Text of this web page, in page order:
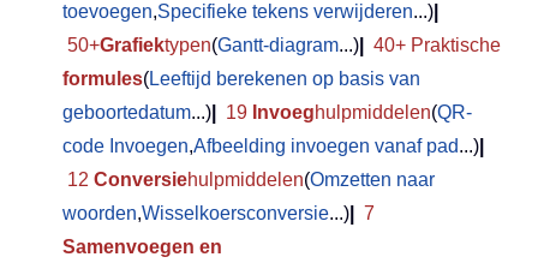
toevoegen,Specifieke tekens verwijderen...)
50+Grafiektypen(Gantt-diagram...)
40+ Praktische
formules(Leeftijd berekenen op basis van
geboortedatum...) 19 Invoeghulpmiddelen(QR-
code Invoegen,Afbeelding invoegen vanaf pad...)
12 Conversiehulpmiddelen(Omzetten naar
woorden,Wisselkoersconversie...)
7
Samenvoegen en